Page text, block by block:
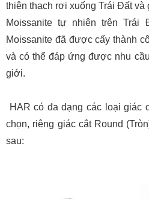
thiên thạch rơi xuống Trái Đất và
Moissanite tự nhiên trên Trái
Moissanite đã được cấy thành
và có thể đáp ứng được nhu
giới.
HAR có đa dạng các loại giác
chọn, riêng giác cắt Round
sau: